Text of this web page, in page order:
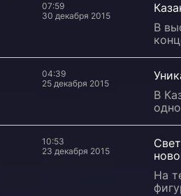
07:59
30 декабря 2015
В
04:39
25 декабря 2015
В
10:53
23 декабря 2015
На